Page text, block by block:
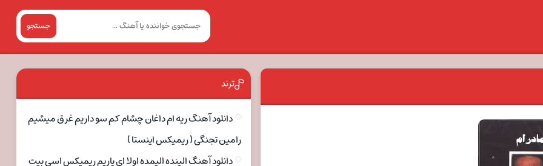
جستجو
ترند
دانلود آهنگ ریه ام داغان چشام کم سو داریم غرق میشیم
رامین تجنگی ( ریمیکس اینستا )
دانلود آهنگ الینده الیمده اولا ای یاریم ریمیکس اسی بیت